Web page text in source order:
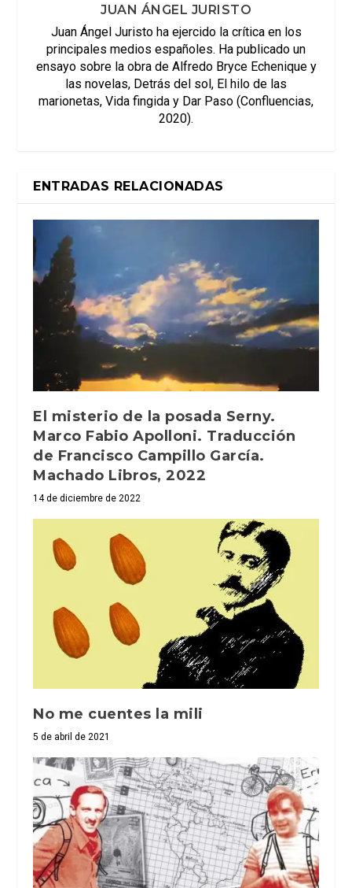
JUAN ÁNGEL JURISTO
Juan Ángel Juristo ha ejercido la crítica en los
principales medios españoles. Ha publicado un
ensayo sobre la obra de Alfredo Bryce Echenique y
las novelas, Detrás del sol, El hilo de las
marionetas, Vida fingida y Dar Paso (Confluencias,
2020).
ENTRADAS RELACIONADAS
El misterio de la posada Serny.
Marco Fabio Apolloni. Traducción
de Francisco Campillo García.
Machado Libros, 2022
14 de diciembre de 2022
No me cuentes la mili
5 de abril de 2021